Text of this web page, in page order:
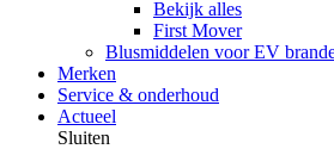
Bekijk alles
First Mover
Blusmiddelen voor EV
Merken
Service & onderhoud
Actueel
Sluiten